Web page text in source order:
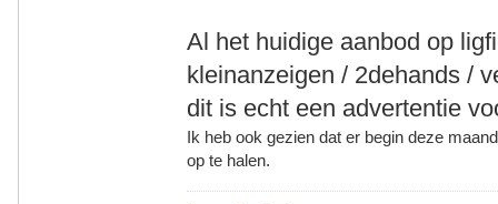
Al het huidige aanbod op
kleinanzeigen / 2dehands /
dit is echt een advertentie
Ik heb ook gezien dat er begin deze
op te halen.